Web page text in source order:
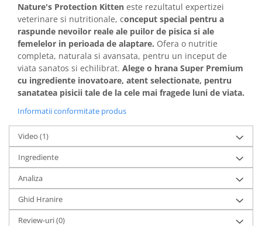
Nature's Protection Kitten este rezultatul expertizei
veterinare si nutritionale, conceput special pentru a
raspunde nevoilor reale ale puilor de pisica si ale
femelelor in perioada de alaptare. Ofera o nutritie
completa, naturala si avansata, pentru un inceput de
viata sanatos si echilibrat. Alege o hrana Super Premium
cu ingrediente inovatoare, atent selectionate, pentru
sanatatea pisicii tale de la cele mai fragede luni de viata.
Informatii conformitate produs
Video (1)
Ingrediente
Analiza
Ghid Hranire
Review-uri(0)